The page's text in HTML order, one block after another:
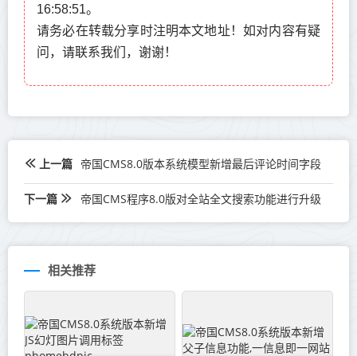
16:58:51。
请务必在转载分享时注明本文地址！如对内容有疑
问，请联系我们，谢谢！
上一篇 帝国CMS8.0版本系统模型新增最后评论时间字段
下一篇 帝国CMS程序8.0版对全站全文搜索功能进行升级
相关推荐